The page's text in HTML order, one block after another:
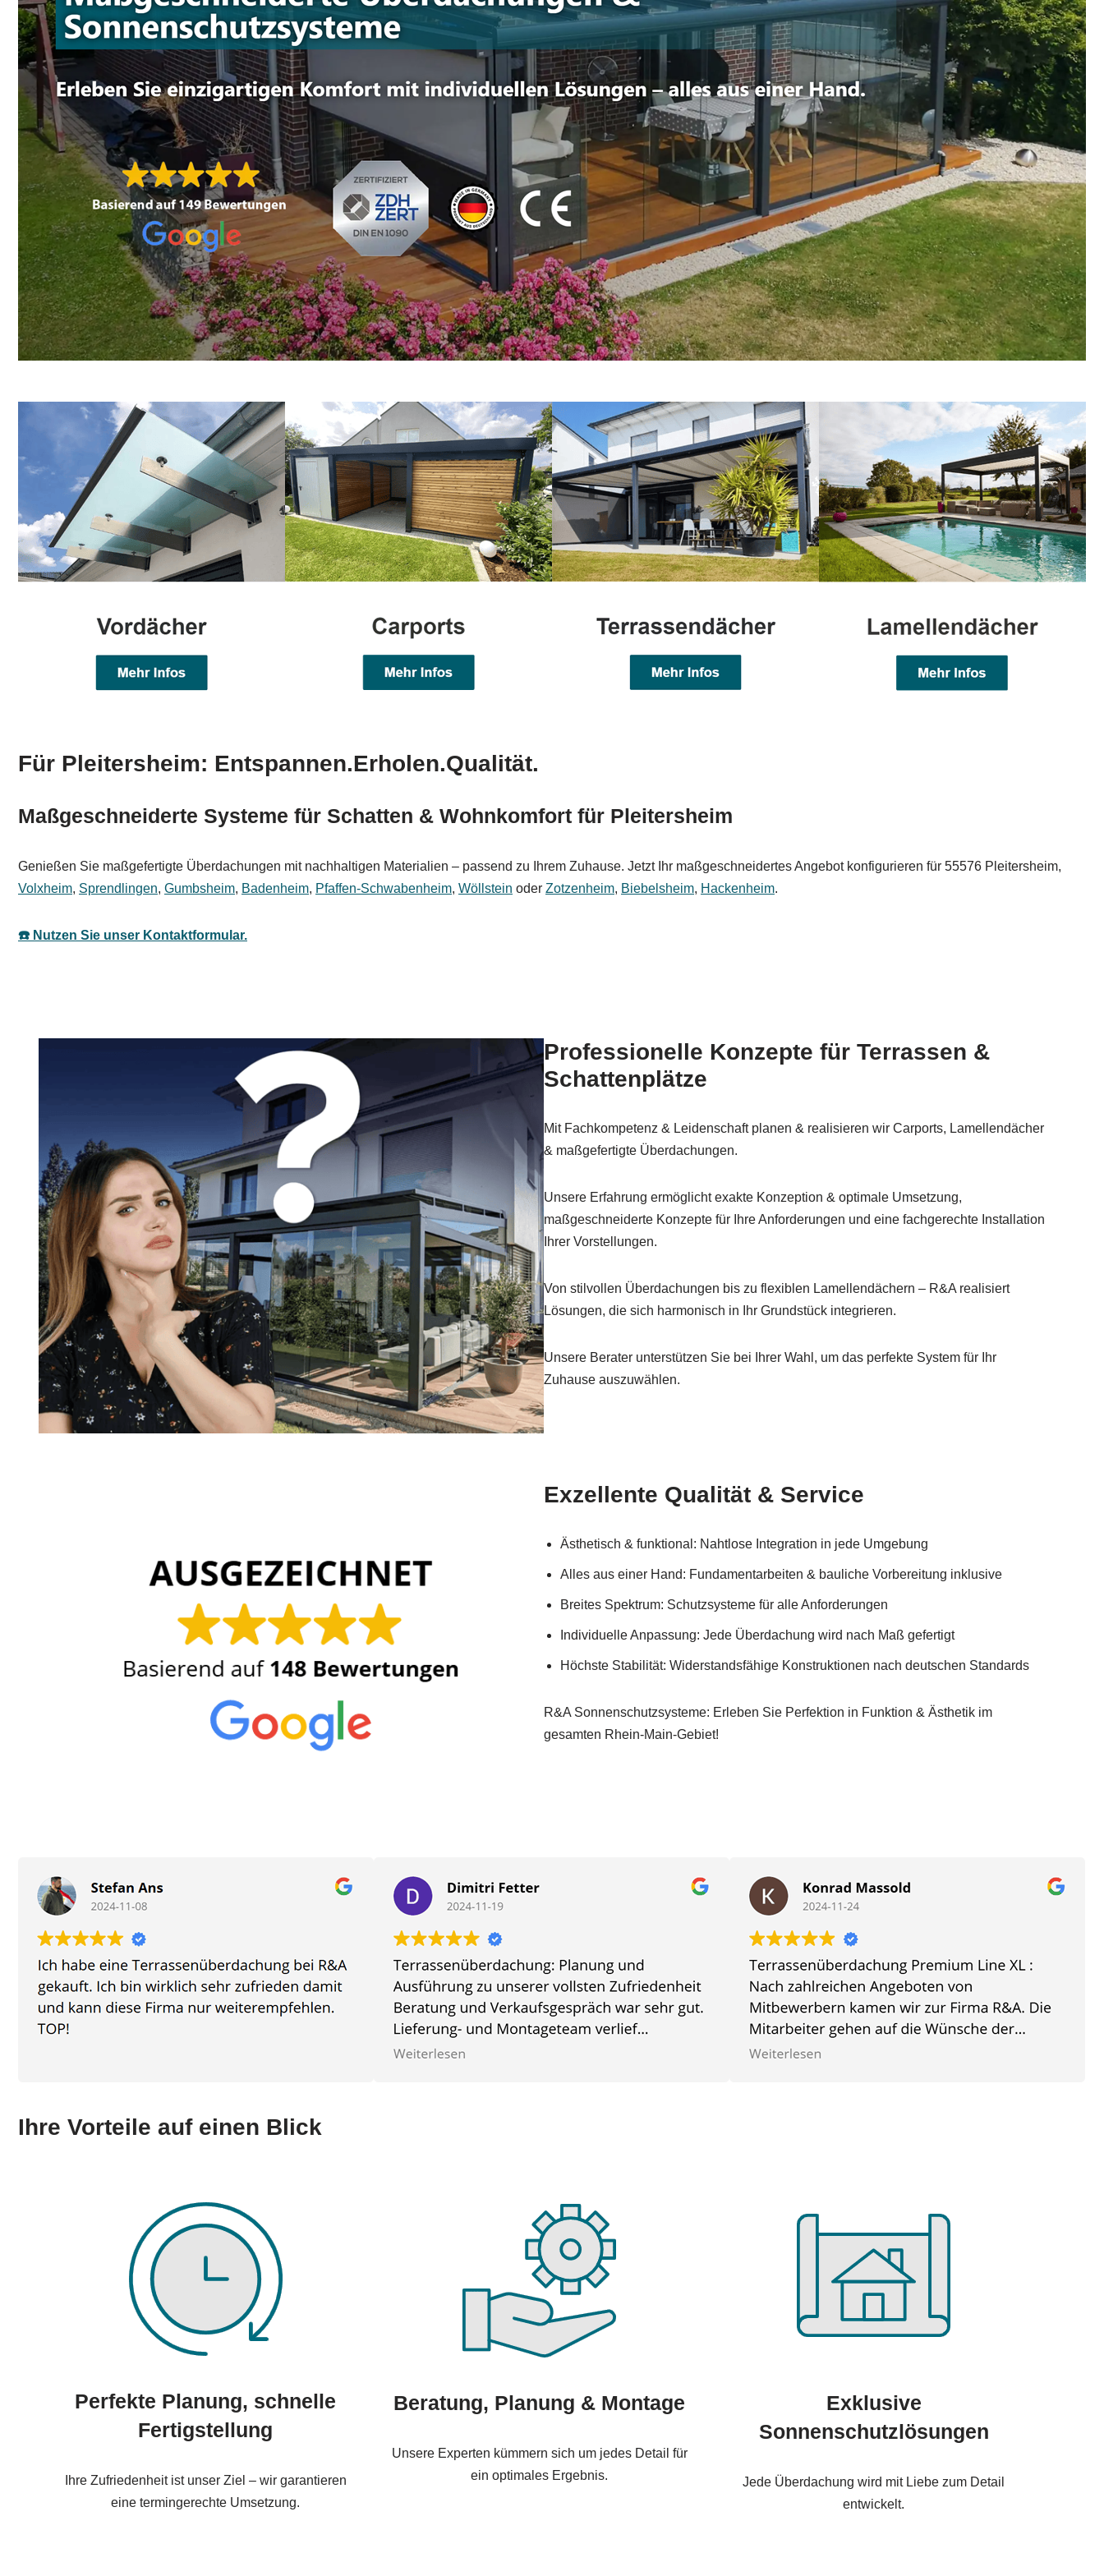
Für Pleitersheim: Entspannen.Erholen.Qualität.
Maßgeschneiderte Systeme für Schatten & Wohnkomfort für Pleitersheim
Genießen Sie maßgefertigte Überdachungen mit nachhaltigen Materialien – passend zu Ihrem Zuhause. Jetzt Ihr maßgeschneidertes Angebot konfigurieren für 55576 Pleitersheim,
Volxheim, Sprendlingen, Gumbsheim, Badenheim, Pfaffen-Schwabenheim, Wöllstein oder Zotzenheim, Biebelsheim, Hackenheim.
☎️ Nutzen Sie unser Kontaktformular.
Professionelle Konzepte für Terrassen &
Schattenplätze
Mit Fachkompetenz & Leidenschaft planen & realisieren wir Carports, Lamellendächer
& maßgefertigte Überdachungen.
Unsere Erfahrung ermöglicht exakte Konzeption & optimale Umsetzung,
maßgeschneiderte Konzepte für Ihre Anforderungen und eine fachgerechte Installation
Ihrer Vorstellungen.
Von stilvollen Überdachungen bis zu flexiblen Lamellendächern – R&A realisiert
Lösungen, die sich harmonisch in Ihr Grundstück integrieren.
Unsere Berater unterstützen Sie bei Ihrer Wahl, um das perfekte System für Ihr
Zuhause auszuwählen.
Exzellente Qualität & Service
Ästhetisch & funktional: Nahtlose Integration in jede Umgebung
Alles aus einer Hand: Fundamentarbeiten & bauliche Vorbereitung inklusive
Breites Spektrum: Schutzsysteme für alle Anforderungen
Individuelle Anpassung: Jede Überdachung wird nach Maß gefertigt
Höchste Stabilität: Widerstandsfähige Konstruktionen nach deutschen Standards
R&A Sonnenschutzsysteme: Erleben Sie Perfektion in Funktion & Ästhetik im
gesamten Rhein-Main-Gebiet!
Ihre Vorteile auf einen Blick
Perfekte Planung, schnelle
Fertigstellung
Ihre Zufriedenheit ist unser Ziel – wir garantieren
eine termingerechte Umsetzung.
Beratung, Planung & Montage
Unsere Experten kümmern sich um jedes Detail für
ein optimales Ergebnis.
Exklusive
Sonnenschutzlösungen
Jede Überdachung wird mit Liebe zum Detail
entwickelt.